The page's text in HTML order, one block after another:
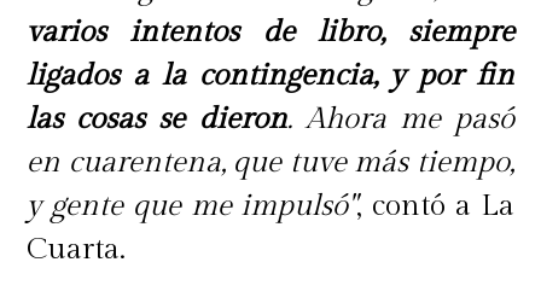
está carente de sentido. Lo hacemos
porque sí o porque todo el mundo lo
hace, pero no sabemos si es bueno
para nosotras o si realmente lo
queremos hacer. El permitirnos el
tiempo de reflexión
es la clave para
varios intentos de libro, siempre
ligados a la contingencia, y por fin
las cosas se dieron. Ahora me pasó
en cuarentena, que tuve más tiempo,
y gente que me impulsó", contó a La
Cuarta.